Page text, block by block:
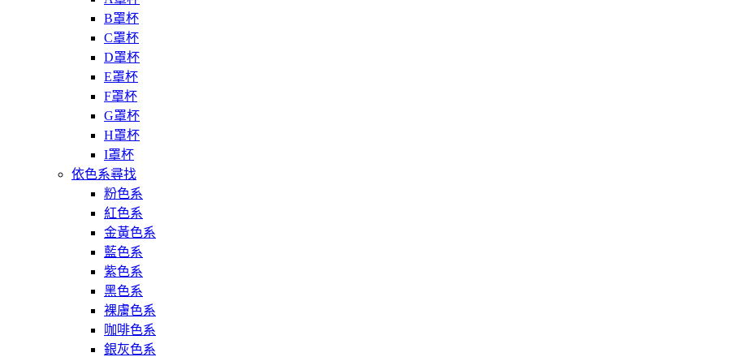
B罩杯
C罩杯
D罩杯
E罩杯
F罩杯
G罩杯
H罩杯
I罩杯
依色系尋找
粉色系
紅色系
金黃色系
藍色系
紫色系
黑色系
裸膚色系
咖啡色系
銀灰色系